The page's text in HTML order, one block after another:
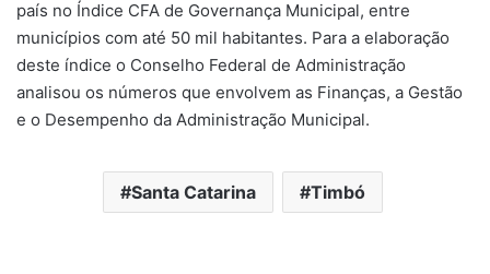
país no Índice CFA de Governança Municipal, entre
municípios com até 50 mil habitantes. Para a elaboração
deste índice o Conselho Federal de Administração
analisou os números que envolvem as Finanças, a Gestão
e o Desempenho da Administração Municipal.
Santa Catarina Timbó